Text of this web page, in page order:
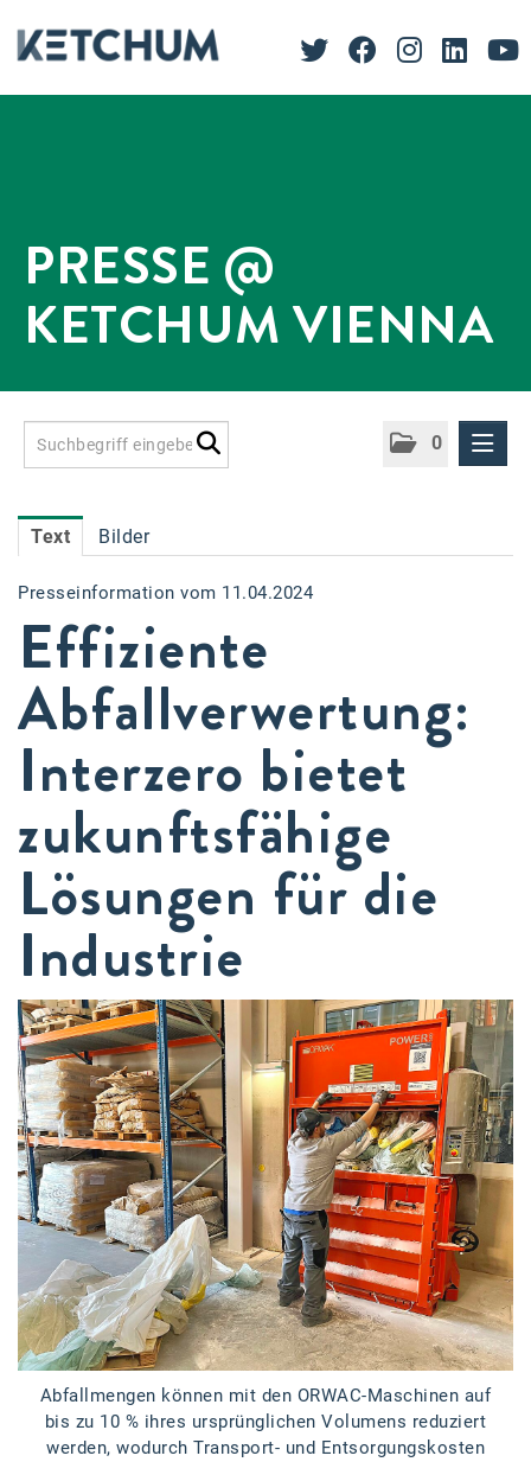
PRESSE @
KETCHUM VIENNA
0
Accessiway
Accor
ALC
Anadi Bank
Arthur D. Little
Bake the Shape
BBDO Wien
bellaflora
Be.See.
BISON
Brandl Talos
Braun
BRP-Rotax
Bundesdenkmalamt
Calle Libre
DDB Wien
Enkeltaugliches Österreich
Gillette
Gillette Venus
Text Bilder
Presseinformation vom 11.04.2024
Effiziente
Abfallverwertung:
Interzero bietet
zukunftsfähige
Lösungen für die
Industrie
Abfallmengen können mit den ORWAC-Maschinen auf
bis zu 10 % ihres ursprünglichen Volumens reduziert
werden, wodurch Transport- und Entsorgungskosten